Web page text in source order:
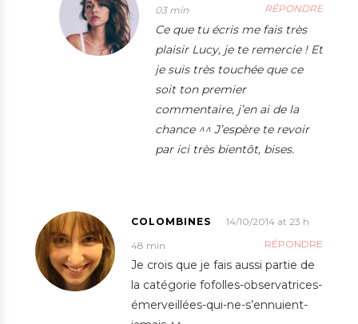
03 min
RÉPONDRE
Ce que tu écris me fais très
plaisir Lucy, je te remercie ! Et
je suis très touchée que ce
soit ton premier
commentaire, j’en ai de la
chance ^^ J’espère te revoir
par ici très bientôt, bises.
COLOMBINES
14/10/2014 at 23 h
48 min
RÉPONDRE
Je crois que je fais aussi partie de
la catégorie fofolles-observatrices-
émerveillées-qui-ne-s’ennuient-